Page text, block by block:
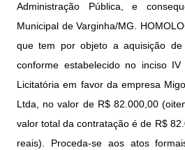
Administração Pública, e
Municipal de Varginha/MG.
que tem por objeto a aquisição de
conforme estabelecido no inciso
Licitatória em favor da empresa
Ltda, no valor de R$ 82.000,00
valor total da contratação é de R$
reais). Proceda-se aos atos